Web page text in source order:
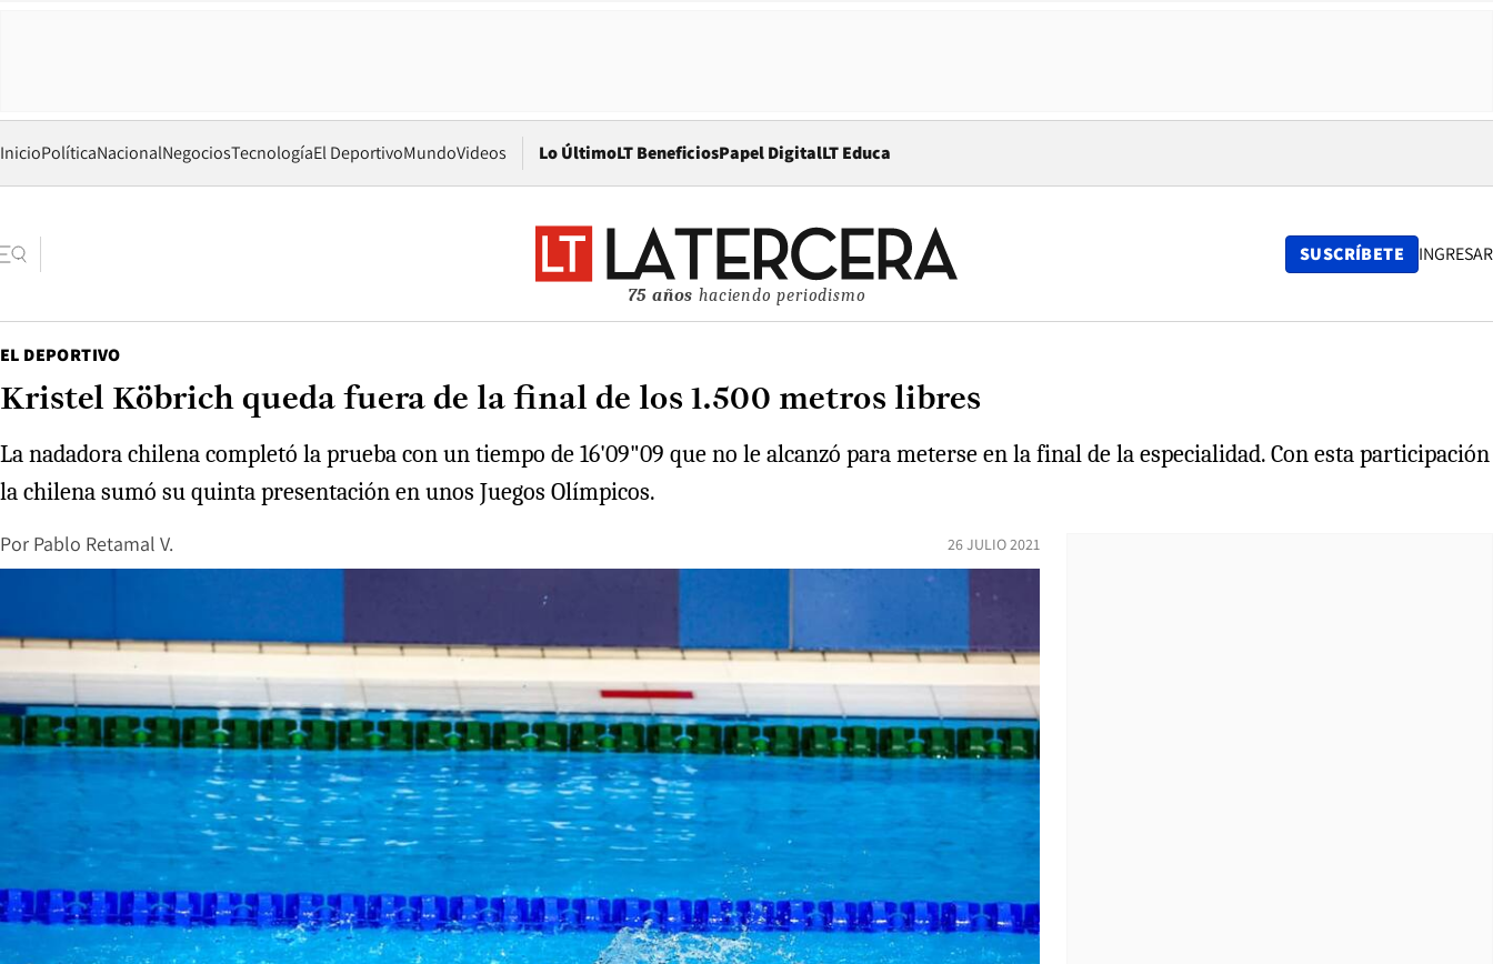
InicioPolíticaNacionalNegociosTecnologíaEl DeportivoMundoVideos Lo ÚltimoLT BeneficiosPapel DigitalOpens in new window
LT Educa
75 años haciendo periodismo
SUSCRÍBETE INGRESAR
EL DEPORTIVO
Kristel Köbrich queda fuera de la final de los 1.500 metros libres
La nadadora chilena completó la prueba con un tiempo de 16'09"09 que no le alcanzó para meterse en la final de la especialidad. Con esta participación
la chilena sumó su quinta presentación en unos Juegos Olímpicos.
Por Pablo Retamal V. 26 JULIO 2021